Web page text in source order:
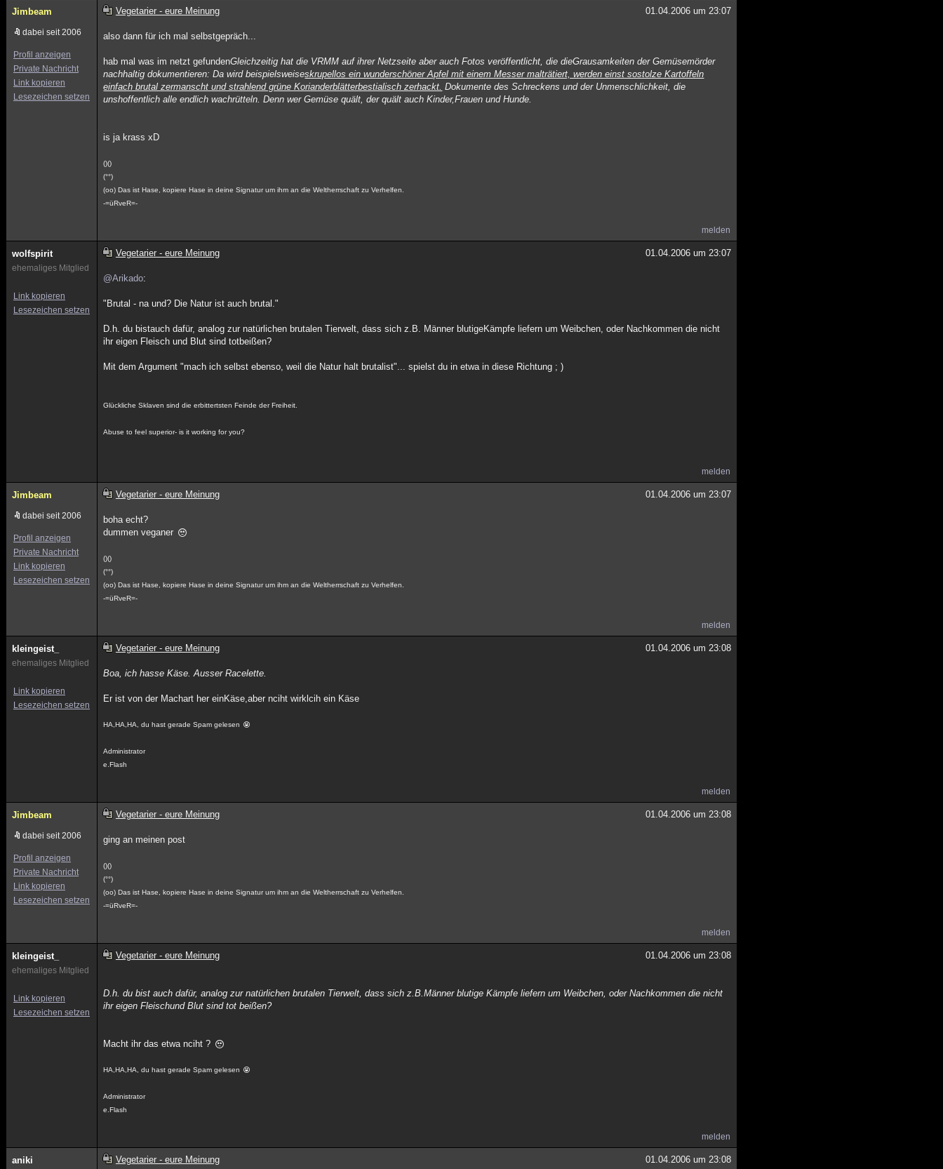
Jimbeam
dabei seit 2006
Profil anzeigen
Private Nachricht
Link kopieren
Lesezeichen setzen
Vegetarier - eure Meinung 01.04.2006 um 23:07
also dann für ich mal selbstgepräch...
hab mal was im netzt gefundenGleichzeitig hat die VRMM auf ihrer Netzseite aber auch Fotos veröffentlicht, die dieGrausamkeiten der Gemüsemörder
nachhaltig dokumentieren: Da wird beispielsweiseskrupellos ein wunderschöner Apfel mit einem Messer malträtiert, werden einst sostolze Kartoffeln
einfach brutal zermanscht und strahlend grüne Korianderblätterbestialisch zerhackt. Dokumente des Schreckens und der Unmenschlichkeit, die
unshoffentlich alle endlich wachrütteln. Denn wer Gemüse quält, der quält auch Kinder,Frauen und Hunde.
is ja krass xD
()()
(°°)
(oo) Das ist Hase, kopiere Hase in deine Signatur um ihm an die Weltherrschaft zu Verhelfen.
-=üRveR=-
melden
wolfspirit
ehemaliges Mitglied
Link kopieren
Lesezeichen setzen
Vegetarier - eure Meinung 01.04.2006 um 23:07
@Arikado:
"Brutal - na und? Die Natur ist auch brutal."
D.h. du bistauch dafür, analog zur natürlichen brutalen Tierwelt, dass sich z.B. Männer blutigeKämpfe liefern um Weibchen, oder Nachkommen die nicht
ihr eigen Fleisch und Blut sind totbeißen?
Mit dem Argument "mach ich selbst ebenso, weil die Natur halt brutalist"... spielst du in etwa in diese Richtung ; )
Glückliche Sklaven sind die erbittertsten Feinde der Freiheit.
Abuse to feel superior- is it working for you?
melden
Jimbeam
dabei seit 2006
Profil anzeigen
Private Nachricht
Link kopieren
Lesezeichen setzen
Vegetarier - eure Meinung 01.04.2006 um 23:07
boha echt?
dummen veganer
()()
(°°)
(oo) Das ist Hase, kopiere Hase in deine Signatur um ihm an die Weltherrschaft zu Verhelfen.
-=üRveR=-
melden
kleingeist_
ehemaliges Mitglied
Link kopieren
Lesezeichen setzen
Vegetarier - eure Meinung 01.04.2006 um 23:08
Boa, ich hasse Käse. Ausser Racelette.
Er ist von der Machart her einKäse,aber nciht wirklcih ein Käse
HA,HA,HA, du hast gerade Spam gelesen
Administrator
e.Flash
melden
Jimbeam
dabei seit 2006
Profil anzeigen
Private Nachricht
Link kopieren
Lesezeichen setzen
Vegetarier - eure Meinung 01.04.2006 um 23:08
ging an meinen post
()()
(°°)
(oo) Das ist Hase, kopiere Hase in deine Signatur um ihm an die Weltherrschaft zu Verhelfen.
-=üRveR=-
melden
kleingeist_
ehemaliges Mitglied
Link kopieren
Lesezeichen setzen
Vegetarier - eure Meinung 01.04.2006 um 23:08
D.h. du bist auch dafür, analog zur natürlichen brutalen Tierwelt, dass sich z.B.Männer blutige Kämpfe liefern um Weibchen, oder Nachkommen die nicht
ihr eigen Fleischund Blut sind tot beißen?
Macht ihr das etwa nciht ?
HA,HA,HA, du hast gerade Spam gelesen
Administrator
e.Flash
melden
aniki Vegetarier - eure Meinung 01.04.2006 um 23:08